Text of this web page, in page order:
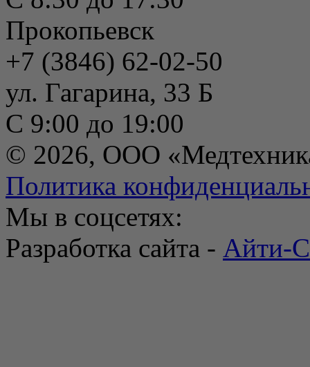
Прокопьевск
+7 (3846) 62-02-50
ул. Гагарина, 33 Б
С 9:00 до 19:00
© 2026, ООО
Политика
Мы в соцсетях:
Разработка сайта - Айти-